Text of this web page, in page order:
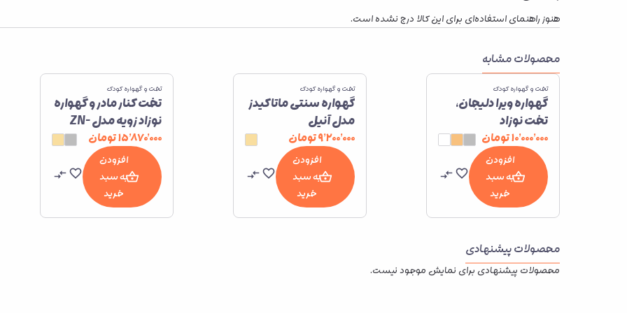
هنوز راهنمای استفاده‌ای برای این کالا درج نشده است.
محصولات مشابه
تخت و گهواره کودک
گهواره ویرا دلیجان،
تخت نوزاد
۱۰٬۰۰۰٬۰۰۰تومان
افزودن
به سبد
خرید
تخت و گهواره کودک
گهواره سنتی ماتاکیدز
مدل آنیل
۹٬۲۰۰٬۰۰۰تومان
افزودن
به سبد
خرید
تخت و گهواره کودک
تخت کنار مادر و گهواره
نوزاد زویه مدل ZN-
803
۱۵٬۸۷۰٬۰۰۰تومان
افزودن
به سبد
خرید
محصولات پیشنهادی
محصولات پیشنهادی برای نمایش موجود نیست.